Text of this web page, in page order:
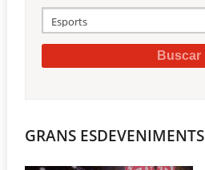
GRANS ESDEVENIMENTS